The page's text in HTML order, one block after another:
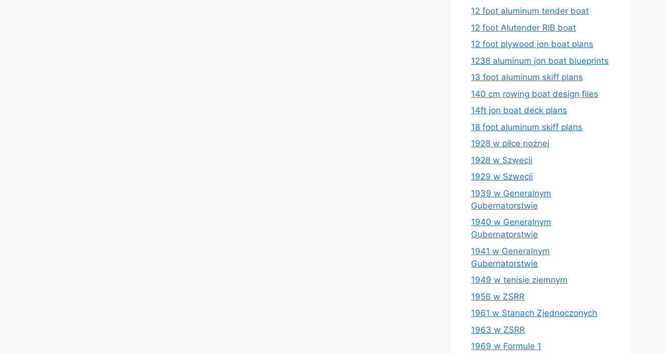
12 foot aluminum tender boat
12 foot Alutender RIB boat
12 foot plywood jon boat plans
1238 aluminum jon boat blueprints
13 foot aluminum skiff plans
140 cm rowing boat design files
14ft jon boat deck plans
18 foot aluminum skiff plans
1928 w piłce nożnej
1928 w Szwecji
1929 w Szwecji
1939 w Generalnym
Gubernatorstwie
1940 w Generalnym
Gubernatorstwie
1941 w Generalnym
Gubernatorstwie
1949 w tenisie ziemnym
1956 w ZSRR
1961 w Stanach Zjednoczonych
1963 w ZSRR
1969 w Formule 1